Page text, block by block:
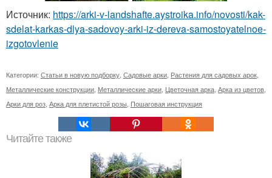
Источник: https://arki-v-landshafte.aystroika.info/novosti/kak-
sdelat-karkas-dlya-sadovoy-arki-iz-dereva-samostoyatelnoe-
izgotovlenie
Категории: Статьи в новую подборку Садовые арки Растения для садовых арок
Металлические конструкции Металлические арки Цветочная арка Арка из цветов
Арки для роз Арка для плетистой розы Пошаговая инструкция
Читайте также